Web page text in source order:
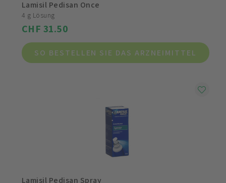
Lamisil Pedisan Once
4 g Lösung
CHF 31.50
SO BESTELLEN SIE DAS ARZNEIMITTEL
Lamisil Pedisan Spray